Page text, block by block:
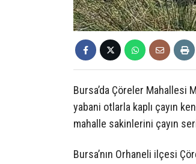
Bursa’da Çöreler Mahallesi
yabani otlarla kaplı çayın
mahalle sakinlerini çayın
Bursa’nın Orhaneli ilçesi